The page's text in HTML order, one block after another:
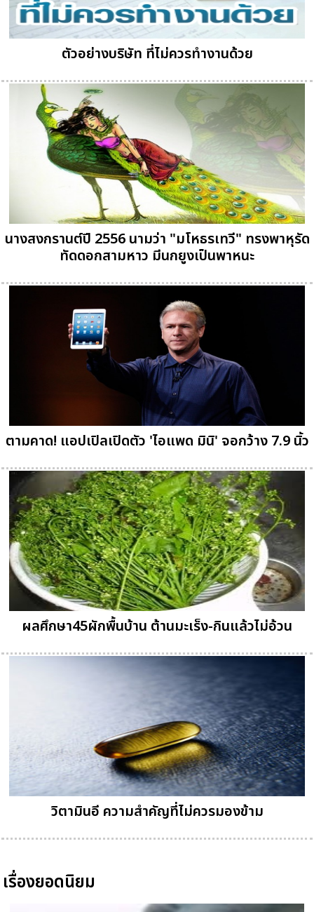
ตัวอย่างบริษัท ที่ไม่ควรทำงานด้วย
นางสงกรานต์ปี 2556 นามว่า "มโหธรเทวี" ทรงพาหุรัด
ทัดดอกสามหาว มีนกยูงเป็นพาหนะ
ตามคาด! แอปเปิลเปิดตัว 'ไอแพด มินิ' จอกว้าง 7.9 นิ้ว
ผลศึกษา45ผักพื้นบ้าน ต้านมะเร็ง-กินแล้วไม่อ้วน
วิตามินอี ความสำคัญที่ไม่ควรมองข้าม
เรื่องยอดนิยม